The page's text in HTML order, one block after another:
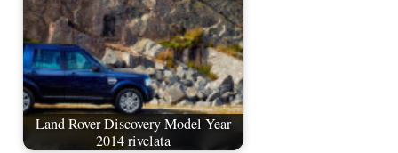
Land Rover Discovery Model Year
2014 rivelata